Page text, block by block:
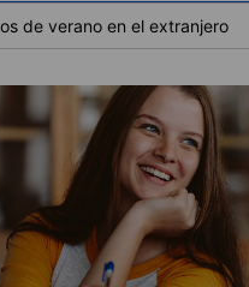
de verano en el extranjero